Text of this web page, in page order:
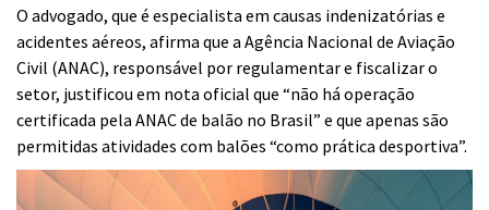
O advogado, que é especialista em causas indenizatórias e
acidentes aéreos, afirma que a Agência Nacional de Aviação
Civil (ANAC), responsável por regulamentar e fiscalizar o
setor, justificou em nota oficial que “não há operação
certificada pela ANAC de balão no Brasil” e que apenas são
permitidas atividades com balões “como prática desportiva”.